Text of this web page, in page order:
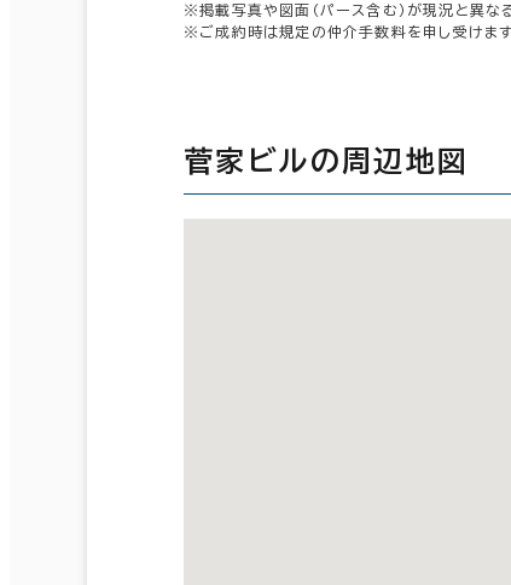
※掲載写真や図面（パース含む）が現況と異な
※ご成約時は規定の仲介手数料を申し受けます
菅家ビルの周辺地図